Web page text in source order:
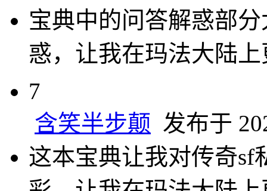
宝典中的问答解惑部
惑，让我在玛法大陆
7
含笑半步颠 发布于
这本宝典让我对传奇sf